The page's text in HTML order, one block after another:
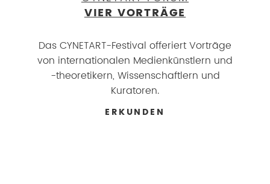
VIER VORTRÄGE
Das CYNETART-Festival offeriert Vorträge
von internationalen Medienkünstlern und
-theoretikern, Wissenschaftlern und
Kuratoren.
ERKUNDEN